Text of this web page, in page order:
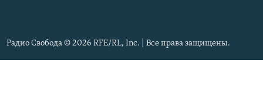
Радио Свобода © 2026 RFE/RL, Inc. | Все права защищены.